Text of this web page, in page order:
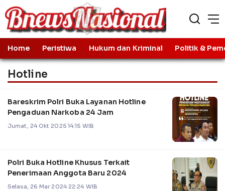
Home Peristiwa Hukum dan Kriminal Politik &
Hotline
Bareskrim Polri Buka Layanan Hotline
Pengaduan Narkoba 24 Jam
Jumat, 24 Okt 2025 14:15 WIB
Polri Buka Hotline Khusus Terkait
Penerimaan Anggota Baru 2024
Selasa, 26 Mar 2024 22:24 WIB